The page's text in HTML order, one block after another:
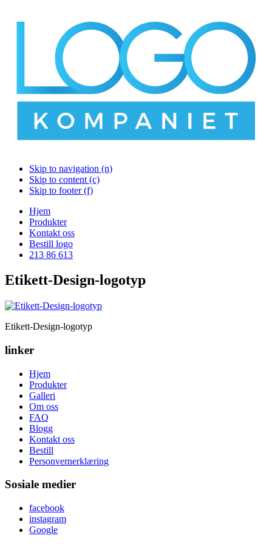
Skip to navigation (n)
Skip to content (c)
Skip to footer (f)
Hjem
Produkter
Kontakt oss
Bestill logo
213 86 613
Etikett-Design-logotyp
Etikett-Design-logotyp
linker
Hjem
Produkter
Galleri
Om oss
FAQ
Blogg
Kontakt oss
Bestill
Personvernerklæring
Sosiale medier
facebook
instagram
Google